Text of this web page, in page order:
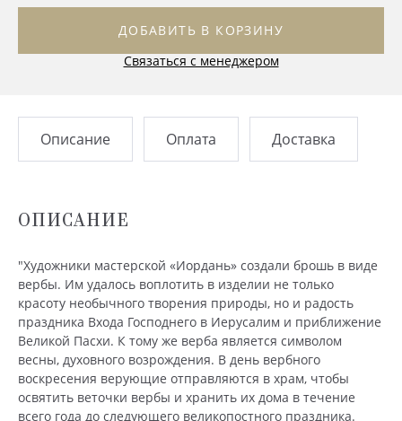
ДОБАВИТЬ В КОРЗИНУ
Связаться с менеджером
Описание Оплата Доставка
ОПИСАНИЕ
"Художники мастерской «Иордань» создали брошь в виде
вербы. Им удалось воплотить в изделии не только
красоту необычного творения природы, но и радость
праздника Входа Господнего в Иерусалим и приближение
Великой Пасхи. К тому же верба является символом
весны, духовного возрождения. В день вербного
воскресения верующие отправляются в храм, чтобы
освятить веточки вербы и хранить их дома в течение
всего года до следующего великопостного праздника.